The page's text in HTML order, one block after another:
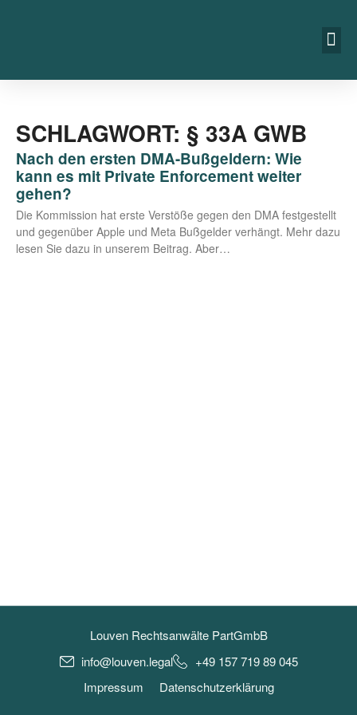
SCHLAGWORT: § 33A GWB
Nach den ersten DMA-Bußgeldern: Wie
kann es mit Private Enforcement weiter
gehen?
Die Kom­mis­si­on hat ers­te Ver­stö­ße gegen den DMA fest­ge­stellt
und gegen­über Apple und Meta Buß­gel­der ver­hängt. Mehr dazu
lesen Sie dazu in unse­rem Bei­trag. Aber…
Louven Rechtsanwälte PartGmbB
info@louven.legal
+49 157 719 89 045
Impressum
Datenschutzerklärung